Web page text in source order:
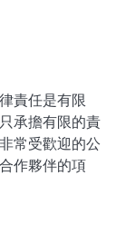
責任是有限
承擔有限的責
常受歡迎的公
作夥伴的項